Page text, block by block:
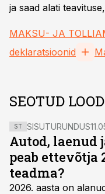
ja saad alati
MAKSU- JA
deklaratsioonid
SEOTUD LOOD
ST SISUTURUNDUS
Autod, laenud
peab ettevõtja
teadma?
2026. aasta on